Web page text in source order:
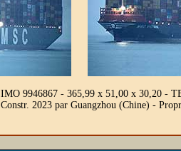
IMO 9946867 - 365,99 x 51,00 x 30,20 -
Constr. 2023 par Guangzhou (Chine) -